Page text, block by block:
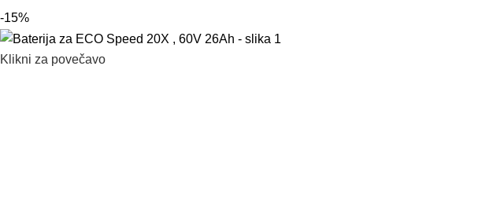
-15%
Klikni za povečavo